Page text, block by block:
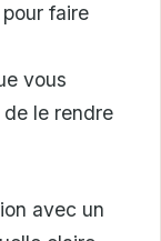
faire
vous
le rendre
avec un